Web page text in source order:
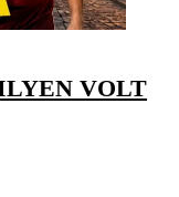
VOLT